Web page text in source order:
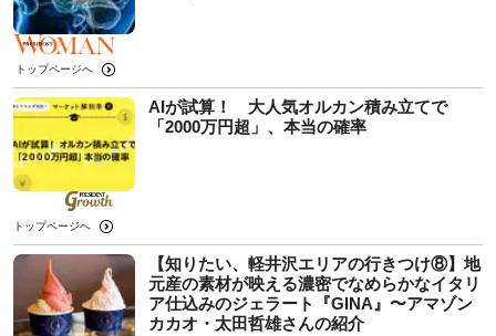
トップページへ
AIが試算！ 大人気オルカン積み立てで
「2000万円超」、本当の確率
トップページへ
【知りたい、軽井沢エリアの行きつけ⑧】地
元産の素材が映える濃密でなめらかなイタリ
ア仕込みのジェラート『GINA』〜アマゾン
カカオ・太田哲雄さんの紹介